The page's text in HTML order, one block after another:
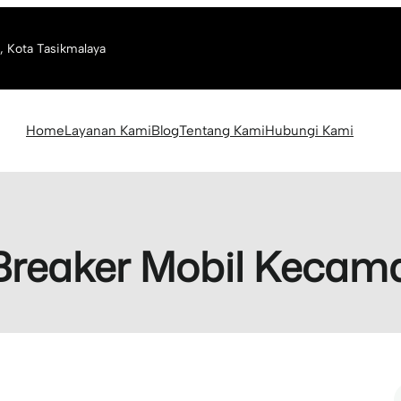
Kota Tasikmalaya
HomeLayanan KamiBlogTentang KamiHubungi Kami
Mobil